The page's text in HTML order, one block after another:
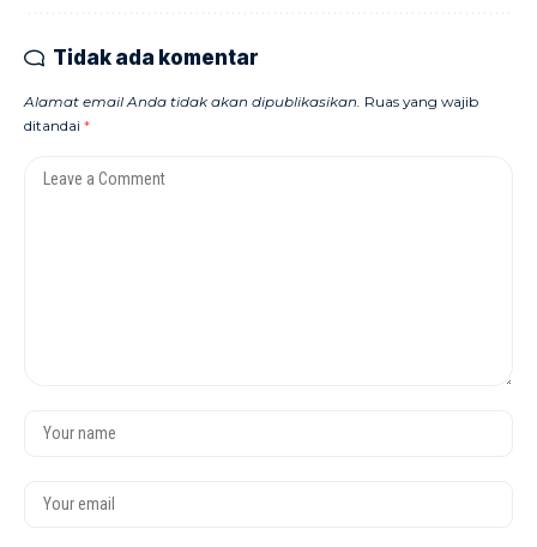
Tidak ada komentar
Alamat email Anda tidak akan dipublikasikan. Ruas yang wajib
ditandai *